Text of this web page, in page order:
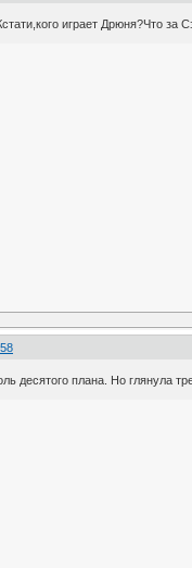
играет Дрюня?Что за
десятого плана. Но глянула